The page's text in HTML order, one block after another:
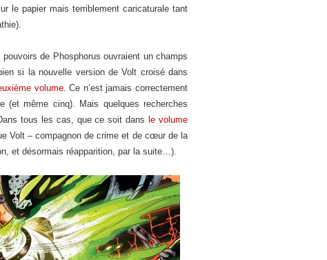
le papier mais terriblement caricaturale tant
de Phosphorus ouvraient un champs
si la nouvelle version de Volt croisé dans
volume. Ce n’est jamais correctement
(et même cinq). Mais quelques recherches
tous les cas, que ce soit dansle volume
Volt – compagnon de crime et de cœur de la
et désormais réapparition, par la suite…).